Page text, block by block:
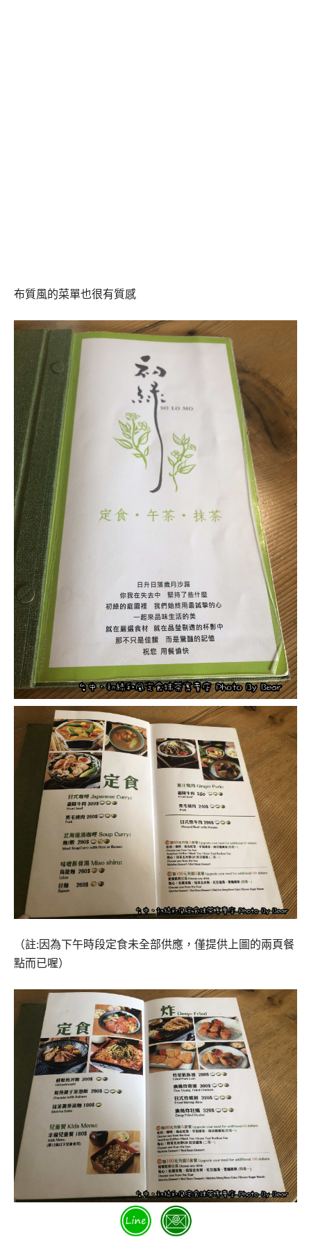
布質風的菜單也很有質感
（註:因為下午時段定食未全部供應，僅提供上圖的兩頁餐
點而已喔）